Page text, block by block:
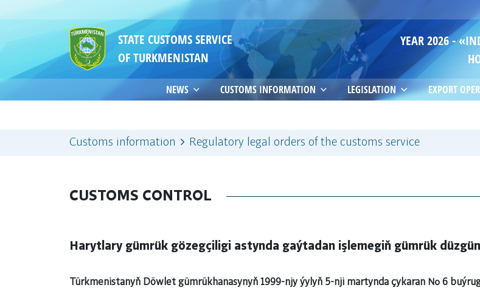
STATE CUSTOMS SERVICE
OF TURKMENISTAN
YEAR 2026 -
NEWS CUSTOMS INFORMATION LEGISLATION EXPORT
Customs information Regulatory legal orders of the customs service
CUSTOMS CONTROL
Harytlary gümrük gözegçiligi astynda gaýtadan işlemegiň gümrük
Türkmenistanyň Döwlet gümrükhanasynyň 1999-njy ýylyň 5-nji martynda çykaran № 6